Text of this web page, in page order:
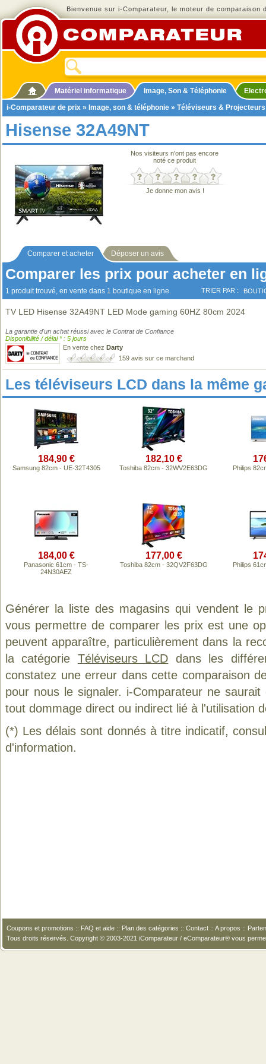
Bienvenue sur i-Comparateur, le moteur de comparaison
Matériel informatique Image, Son & Téléphonie
i-Comparateur de prix » Image, son & téléphonie » Téléviseurs & Projecteurs
Hisense 32A49NT
Nos visiteurs n'ont pas encore
noté ce produit
Je donne mon avis !
Comparer et acheter Déposer un avis
Comparer les prix pour acheter en
1 produit trouvé, en vente dans 1 boutique en ligne. TRIER PAR :
TV LED Hisense 32A49NT LED Mode gaming 60HZ 80cm 2024
La garantie d'un achat réussi avec le Contrat de Confiance
Disponibilité / délai * : 5 jours
En vente chez Darty
159 avis sur ce marchand
Les téléviseurs LCD dans la même
184,90 €
Samsung 82cm - UE-32T4305
182,10 €
Toshiba 82cm - 32WV2E63DG Philips
184,00 €
Panasonic 61cm - TS-
24N30AEZ
177,00 €
Toshiba 82cm - 32QV2F63DG Philips
Générer la liste des magasins qui vendent le
vous permettre de comparer les prix est une
peuvent apparaître, particulièrement dans la
la catégorie Téléviseurs LCD dans les
constatez une erreur dans cette comparaison
pour nous le signaler. i-Comparateur ne
tout dommage direct ou indirect lié à l'utilisation
(*) Les délais sont donnés à titre indicatif,
d'information.
Coupons et promotions :: FAQ et aide :: Plan des catégories :: Contact :: A propos ::
Tous droits réservés. Copyright © 2003-2021 iComparateur / eComparateur® vous